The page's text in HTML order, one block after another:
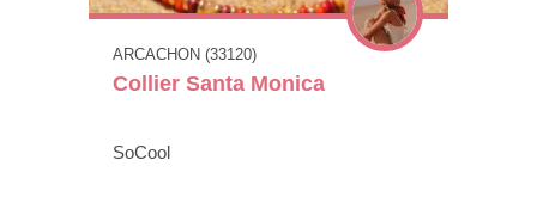
ARCACHON (33120)
Collier Santa Monica
SoCool